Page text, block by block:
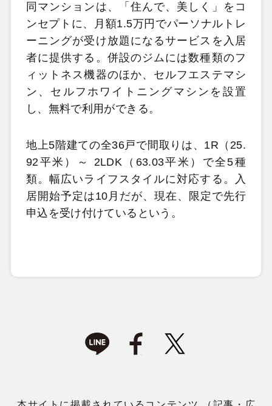
同マンションは、「住んで、美しく」をコ
ンセプトに、月額1.5万円でパーソナルトレ
ーニングが受け放題になるサービスを入居
者に提供する。併設のジムには数種類のフ
ィットネス機器のほか、セルフエステマシ
ン、セルフホワイトニングマシンを設置
し、無料で利用ができる。
地上5階建ての全36戸で間取りは、1R（25.
92平米）～ 2LDK（63.03平米）で全5種
類。幅広いライフスタイルに対応する。入
居開始予定は10月だが、現在、限定で先行
申込を受け付けているという。